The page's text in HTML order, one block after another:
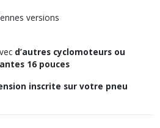
versions
d’autres cyclomoteurs ou
16 pouces
inscrite sur votre pneu